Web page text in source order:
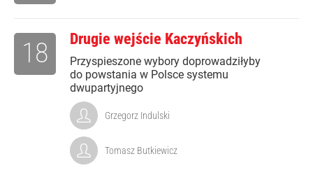
Drugie wejście Kaczyńskich
Przyspieszone wybory doprowadziłyby
do powstania w Polsce systemu
dwupartyjnego
18
Grzegorz Indulski
Tomasz Butkiewicz